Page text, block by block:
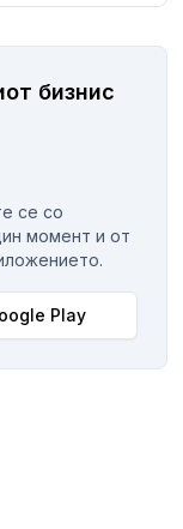
бизнис
се со
момент и от
Play